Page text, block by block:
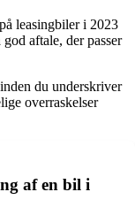
leasingbiler i 2023
aftale, der passer
du underskriver
overraskelser
af en bil i